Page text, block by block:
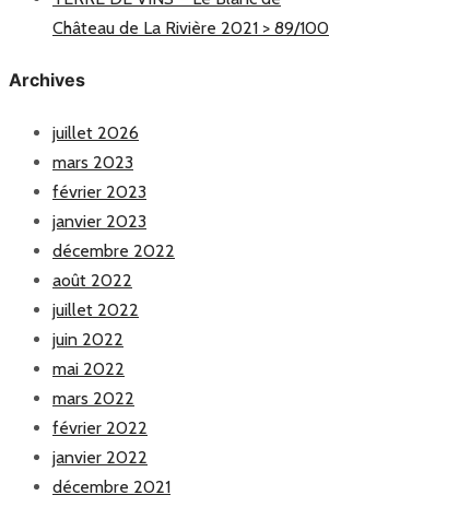
Château de La Rivière 2021 > 89/100
Archives
juillet 2026
mars 2023
février 2023
janvier 2023
décembre 2022
août 2022
juillet 2022
juin 2022
mai 2022
mars 2022
février 2022
janvier 2022
décembre 2021